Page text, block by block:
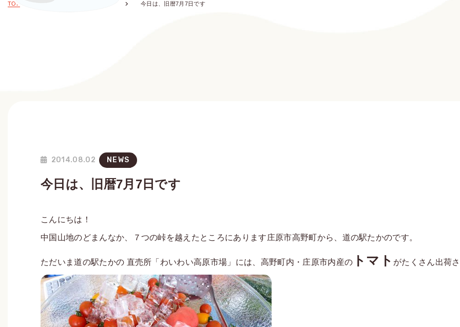
TOP お知らせ・イベント情報 今日は、旧暦7月7日です
2014.08.02 NEWS
今日は、旧暦7月7日です
こんにちは！
中国山地のどまんなか、７つの峠を越えたところにあります庄原市高野町から、道の駅たかのです。
ただいま道の駅たかの 直売所「わいわい高原市場」には、高野町内・庄原市内産の トマト がたくさん出荷